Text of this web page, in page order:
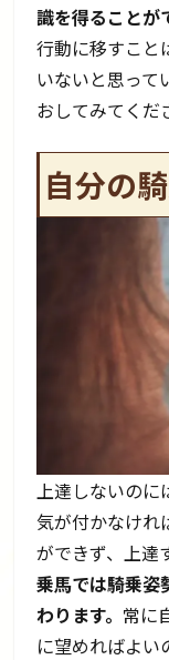
識を得ることが
行動に移すこと
いないと思って
おしてみてくだ
自分の
上達しないの
気が付かなけれ
ができず、上達
乗馬では騎乗姿
わります。 常に
に望めればよい